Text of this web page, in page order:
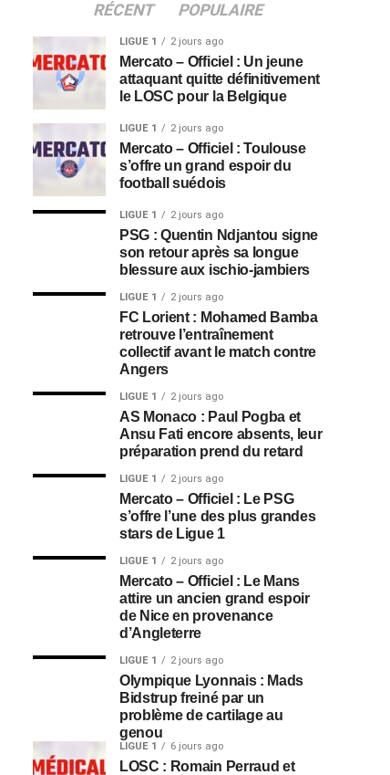
RÉCENT POPULAIRE
LIGUE 1 2 jours ago
Mercato – Officiel : Un jeune
attaquant quitte définitivement
le LOSC pour la Belgique
LIGUE 1 2 jours ago
Mercato – Officiel : Toulouse
s’offre un grand espoir du
football suédois
LIGUE 1 2 jours ago
PSG : Quentin Ndjantou signe
son retour après sa longue
blessure aux ischio-jambiers
LIGUE 1 2 jours ago
FC Lorient : Mohamed Bamba
retrouve l’entraînement
collectif avant le match contre
Angers
LIGUE 1 2 jours ago
AS Monaco : Paul Pogba et
Ansu Fati encore absents, leur
préparation prend du retard
LIGUE 1 2 jours ago
Mercato – Officiel : Le PSG
s’offre l’une des plus grandes
stars de Ligue 1
LIGUE 1 2 jours ago
Mercato – Officiel : Le Mans
attire un ancien grand espoir
de Nice en provenance
d’Angleterre
LIGUE 1 2 jours ago
Olympique Lyonnais : Mads
Bidstrup freiné par un
problème de cartilage au
genou
LIGUE 1 6 jours ago
LOSC : Romain Perraud et